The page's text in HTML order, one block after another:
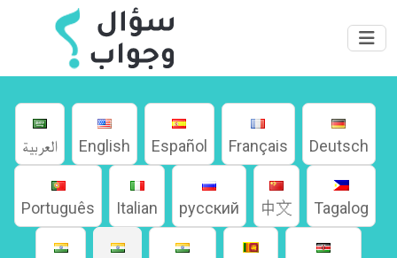
العربية English Español Français Deutsch
Português Italian русский 中文 Tagalog